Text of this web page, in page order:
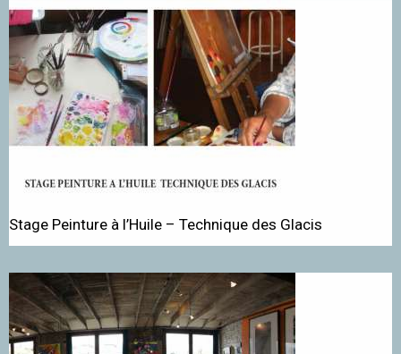
Stage Peinture à l’Huile – Technique des Glacis